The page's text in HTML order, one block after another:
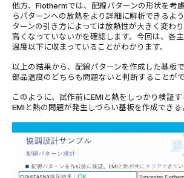
他方、Flothermでは、配線パターンの形状を考
らパターンへの放熱をより詳細に解析できるよ
ターンの引き方によっては放熱性が大きく変わ
高くなっていないかを確認します。今回は、各
温度以下に収まっていることがわかります。
以上の結果から、配線パターンを作成した基板
部品温度のどちらも問題ないと判断することがで
このように、試作前にEMIと熱をしっかり検証
EMIと熱の問題が発生しづらい基板を作成できる